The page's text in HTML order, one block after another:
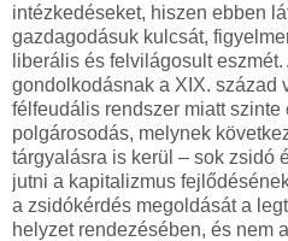
intézkedéseket, hiszen ebben
gazdagodásuk kulcsát,
liberális és felvilágosult
gondolkodásnak a XIX. század
félfeudális rendszer miatt
polgárosodás, melynek
tárgyalásra is kerül – sok zsidó
jutni a kapitalizmus
a zsidókérdés megoldását a
helyzet rendezésében, és nem